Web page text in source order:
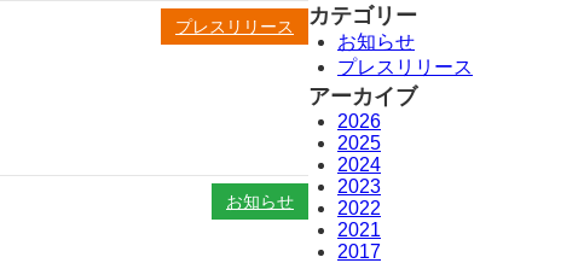
プレスリリース
お知らせ
カテゴリー
お知らせ
プレスリリース
アーカイブ
2026
2025
2024
2023
2022
2021
2017